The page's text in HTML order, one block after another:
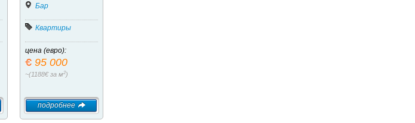
Бар
Квартиры
цена (евро):
95 000
~(1188€ за м2)
подробнее